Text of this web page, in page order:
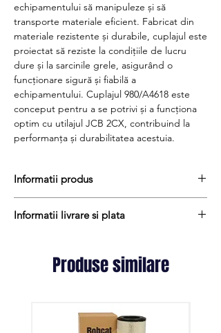
echipamentului să manipuleze și să
transporte materiale eficient. Fabricat din
materiale rezistente și durabile, cuplajul este
proiectat să reziste la condițiile de lucru
dure și la sarcinile grele, asigurând o
funcționare sigură și fiabilă a
echipamentului. Cuplajul 980/A4618 este
conceput pentru a se potrivi și a funcționa
optim cu utilajul JCB 2CX, contribuind la
performanța și durabilitatea acestuia.
Informatii produs
livrare
Cod produs : 980/A4618
Informatii livrare si plata
expediate in termen de 1 - 2 zile lucratoare
iar termenul de livrare pentru produsele
Courier. Daca preferati livrarea prin
alta firma de curierat, va rugam sa ne
Produse similare